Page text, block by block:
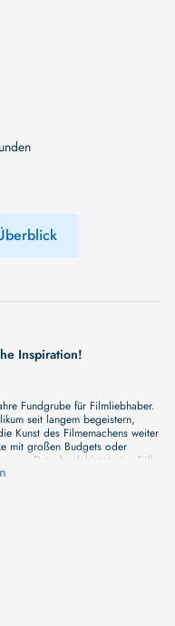
Inspiration!
Fundgrube für Filmliebhaber.
seit langem begeistern,
Kunst des Filmemachens weiter
mit großen Budgets oder
Datenbank bietet eine Fülle
werden. Beim Durchstöbern